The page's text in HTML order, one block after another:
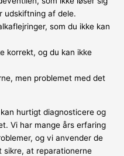
udskiftning af dele.
som du ikke kan
korrekt, og du kan ikke
men problemet med det
hurtigt diagnosticere og
Vi har mange års erfaring
og vi anvender de
at reparationerne